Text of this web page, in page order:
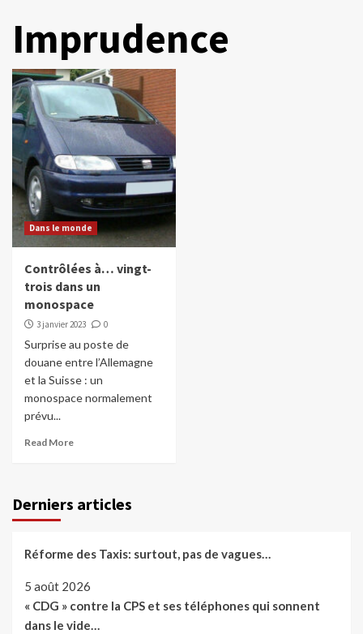
Imprudence
Dans le monde
Contrôlées à… vingt-
trois dans un
monospace
3 janvier 2023 0
Surprise au poste de
douane entre l’Allemagne
et la Suisse : un
monospace normalement
prévu...
Read More
Derniers articles
Réforme des Taxis: surtout, pas de vagues…
5 août 2026
« CDG » contre la CPS et ses téléphones qui sonnent
dans le vide…